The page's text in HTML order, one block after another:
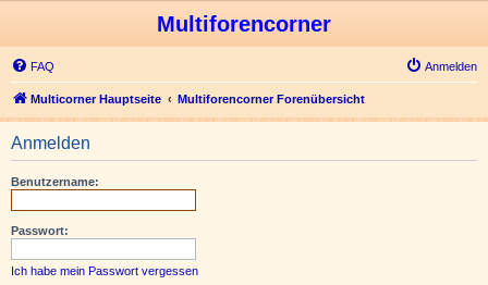
Multiforencorner
FAQ Anmelden
Multicorner Hauptseite Multiforencorner Forenübersicht
Anmelden
Benutzername:
Passwort:
Ich habe mein Passwort vergessen